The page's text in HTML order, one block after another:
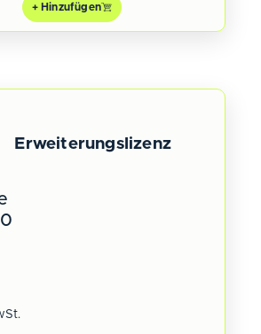
+ Hinzufügen
Erweiterungslizenz